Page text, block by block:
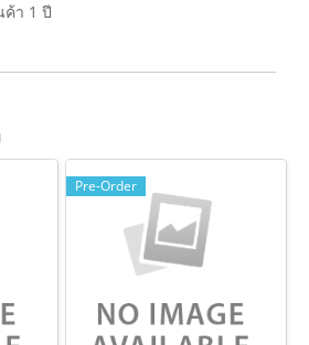
ค้า 1 ปี
Pre-Order